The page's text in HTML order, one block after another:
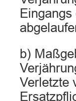
b)
Verletzte